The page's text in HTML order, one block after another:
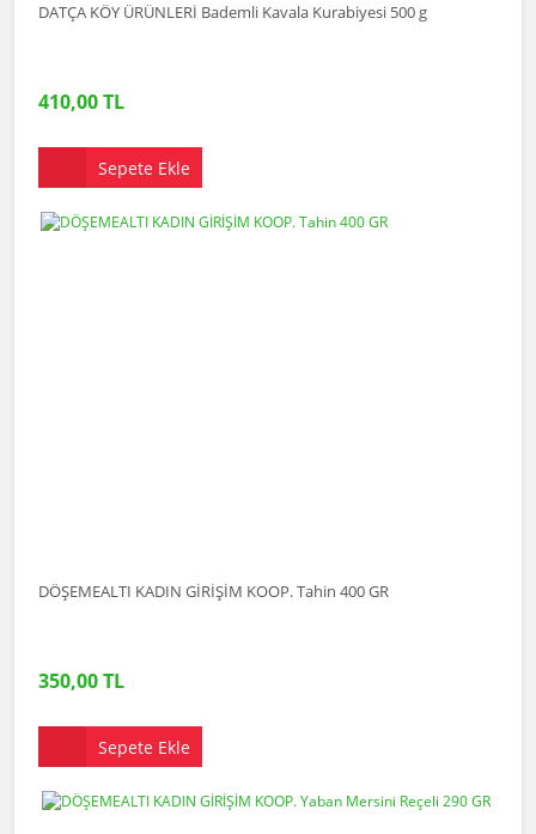
DATÇA KÖY ÜRÜNLERİ Bademli Kavala Kurabiyesi 500 g
410,00 TL
Sepete Ekle
DÖŞEMEALTI KADIN GİRİŞİM KOOP. Tahin 400 GR
350,00 TL
Sepete Ekle